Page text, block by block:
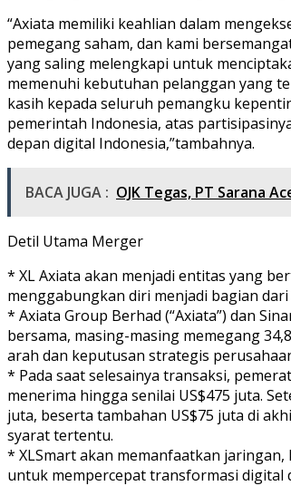
“Axiata memiliki keahlian dalam
pemegang saham, dan kami
yang saling melengkapi untuk
memenuhi kebutuhan pelanggan yang
kasih kepada seluruh pemangku
pemerintah Indonesia, atas
depan digital Indonesia,”tambahnya.
BACA JUGA : OJK Tegas, PT Sarana
Detil Utama Merger
* XL Axiata akan menjadi entitas yang
menggabungkan diri menjadi bagian dari
* Axiata Group Berhad (“Axiata”) dan
bersama, masing-masing memegang
arah dan keputusan strategis
* Pada saat selesainya transaksi,
menerima hingga senilai US$475 juta.
juta, beserta tambahan US$75 juta di
syarat tertentu.
* XLSmart akan memanfaatkan
untuk mempercepat transformasi digital